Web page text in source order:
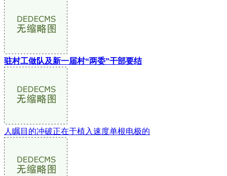
驻村工做队及新一届村“两委”干部要结
人瞩目的冲破正在于植入速度单根电极的